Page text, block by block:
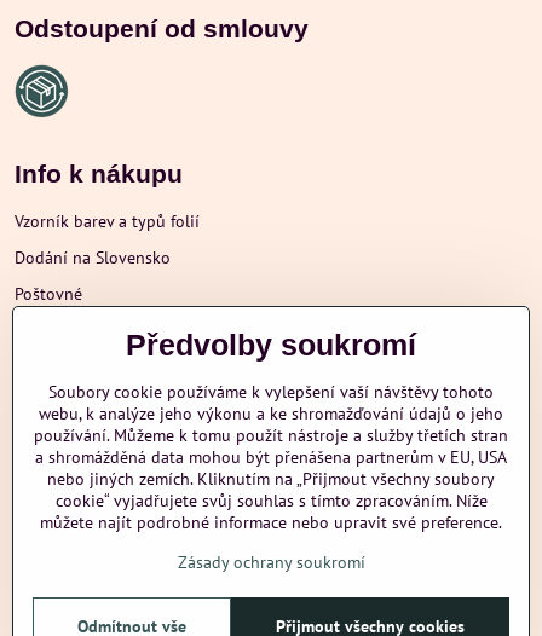
Odstoupení od smlouvy
Info k nákupu
Vzorník barev a typů folií
Dodání na Slovensko
Poštovné
Obchodní podmínky
Ochrana osobních údajů
Další informace
nazehlujeme
Předvolby soukromí
Soubory cookie používáme k vylepšení vaší návštěvy tohoto
webu, k analýze jeho výkonu a ke shromažďování údajů o jeho
používání. Můžeme k tomu použít nástroje a služby třetích stran
a shromážděná data mohou být přenášena partnerům v EU, USA
nebo jiných zemích. Kliknutím na „Přijmout všechny soubory
cookie“ vyjadřujete svůj souhlas s tímto zpracováním. Níže
můžete najít podrobné informace nebo upravit své preference.
Zásady ochrany soukromí
Přijmout všechny cookies
Odmítnout vše